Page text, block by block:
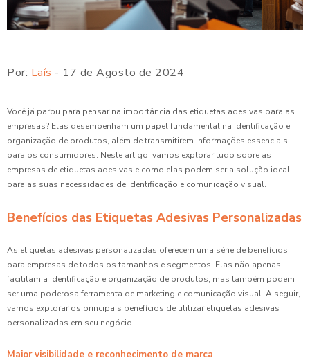
Por: Laís - 17 de Agosto de 2024
Você já parou para pensar na importância das etiquetas adesivas para as
empresas? Elas desempenham um papel fundamental na identificação e
organização de produtos, além de transmitirem informações essenciais
para os consumidores. Neste artigo, vamos explorar tudo sobre as
empresas de etiquetas adesivas e como elas podem ser a solução ideal
para as suas necessidades de identificação e comunicação visual.
Benefícios das Etiquetas Adesivas Personalizadas
As etiquetas adesivas personalizadas oferecem uma série de benefícios
para empresas de todos os tamanhos e segmentos. Elas não apenas
facilitam a identificação e organização de produtos, mas também podem
ser uma poderosa ferramenta de marketing e comunicação visual. A seguir,
vamos explorar os principais benefícios de utilizar etiquetas adesivas
personalizadas em seu negócio.
Maior visibilidade e reconhecimento de marca